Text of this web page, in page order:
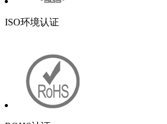
ISO环境认证